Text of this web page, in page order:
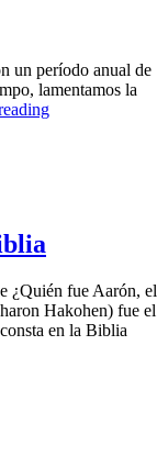
un período anual de
lamentamos la
¿Quién fue Aarón, el
Hakohen) fue el
en la Biblia